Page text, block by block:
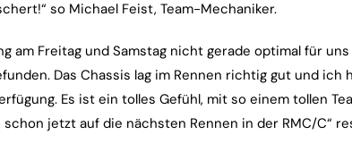
so Michael Feist, Team-Mechaniker.
am Freitag und Samstag nicht gerade optimal für
Das Chassis lag im Rennen richtig gut und
Es ist ein tolles Gefühl, mit so einem tollen
jetzt auf die nächsten Rennen in der RMC/C“